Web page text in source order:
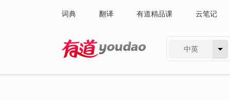
词典 翻译 有道精品课 云笔记
中英